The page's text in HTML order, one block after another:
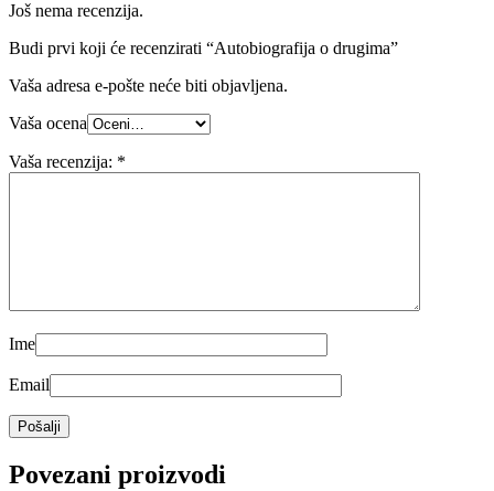
Još nema recenzija.
Budi prvi koji će recenzirati “Autobiografija o drugima”
Vaša adresa e-pošte neće biti objavljena.
Vaša ocena
Vaša recenzija: *
Ime
Email
Povezani proizvodi